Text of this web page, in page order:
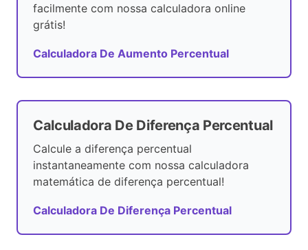
facilmente com nossa calculadora online
grátis!
Calculadora De Aumento Percentual
Calculadora De Diferença Percentual
Calcule a diferença percentual
instantaneamente com nossa calculadora
matemática de diferença percentual!
Calculadora De Diferença Percentual